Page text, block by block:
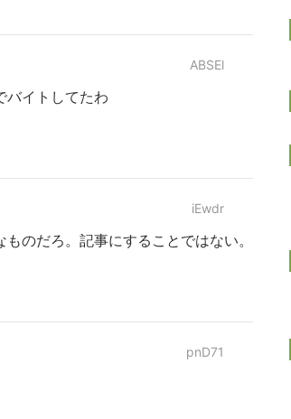
ABSEl
イトしてたわ
iEwdr
のだろ。記事にすることではない。
pnD71